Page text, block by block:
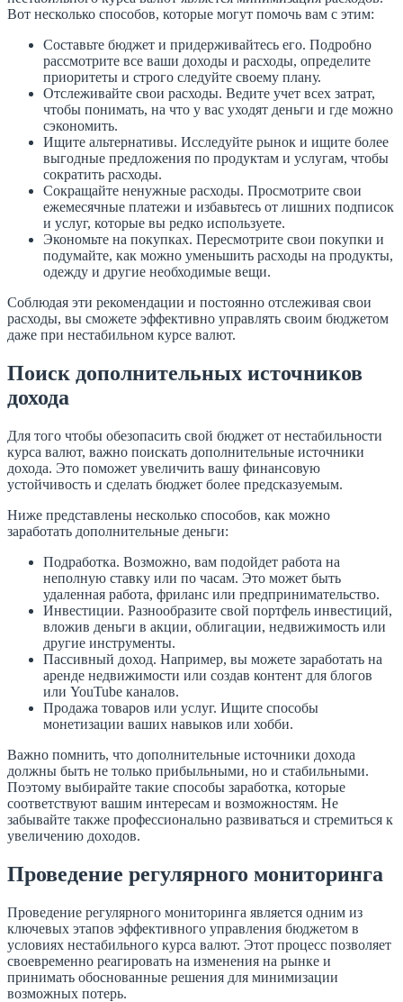
Вот несколько способов, которые могут помочь вам с этим:
Составьте бюджет и придерживайтесь его. Подробно
рассмотрите все ваши доходы и расходы, определите
приоритеты и строго следуйте своему плану.
Отслеживайте свои расходы. Ведите учет всех затрат,
чтобы понимать, на что у вас уходят деньги и где можно
сэкономить.
Ищите альтернативы. Исследуйте рынок и ищите более
выгодные предложения по продуктам и услугам, чтобы
сократить расходы.
Сокращайте ненужные расходы. Просмотрите свои
ежемесячные платежи и избавьтесь от лишних подписок
и услуг, которые вы редко используете.
Экономьте на покупках. Пересмотрите свои покупки и
подумайте, как можно уменьшить расходы на продукты,
одежду и другие необходимые вещи.
Соблюдая эти рекомендации и постоянно отслеживая свои
расходы, вы сможете эффективно управлять своим бюджетом
даже при нестабильном курсе валют.
Поиск дополнительных источников
дохода
Для того чтобы обезопасить свой бюджет от нестабильности
курса валют, важно поискать дополнительные источники
дохода. Это поможет увеличить вашу финансовую
устойчивость и сделать бюджет более предсказуемым.
Ниже представлены несколько способов, как можно
заработать дополнительные деньги:
Подработка. Возможно, вам подойдет работа на
неполную ставку или по часам. Это может быть
удаленная работа, фриланс или предпринимательство.
Инвестиции. Разнообразите свой портфель инвестиций,
вложив деньги в акции, облигации, недвижимость или
другие инструменты.
Пассивный доход. Например, вы можете заработать на
аренде недвижимости или создав контент для блогов
или YouTube каналов.
Продажа товаров или услуг. Ищите способы
монетизации ваших навыков или хобби.
Важно помнить, что дополнительные источники дохода
должны быть не только прибыльными, но и стабильными.
Поэтому выбирайте такие способы заработка, которые
соответствуют вашим интересам и возможностям. Не
забывайте также профессионально развиваться и стремиться к
увеличению доходов.
Проведение регулярного мониторинга
Проведение регулярного мониторинга является одним из
ключевых этапов эффективного управления бюджетом в
условиях нестабильного курса валют. Этот процесс позволяет
своевременно реагировать на изменения на рынке и
принимать обоснованные решения для минимизации
возможных потерь.